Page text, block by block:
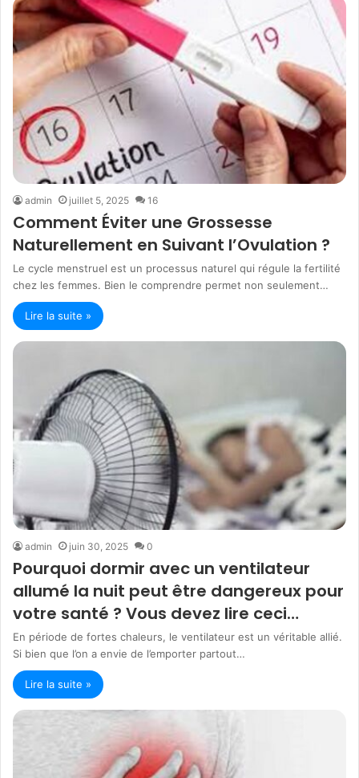
admin juillet 5, 2025 16
Comment Éviter une Grossesse
Naturellement en Suivant l’Ovulation ?
Le cycle menstruel est un processus naturel qui régule la fertilité
chez les femmes. Bien le comprendre permet non seulement…
Lire la suite »
admin juin 30, 2025 0
Pourquoi dormir avec un ventilateur
allumé la nuit peut être dangereux pour
votre santé ? Vous devez lire ceci…
En période de fortes chaleurs, le ventilateur est un véritable allié.
Si bien que l’on a envie de l’emporter partout…
Lire la suite »